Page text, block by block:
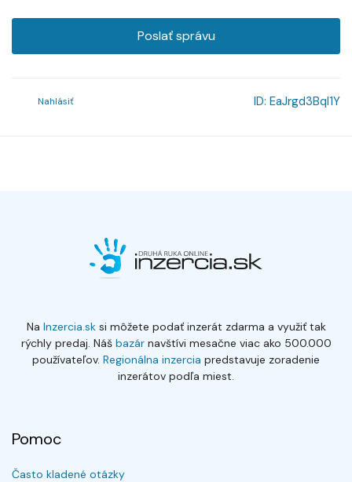
Poslať správu
Nahlásiť ID: EaJrgd3Bql1Y
Na Inzercia.sksi môžete podať inzerát zdarma a využiť tak
rýchly predaj. Náš bazárnavštívi mesačne viac ako 500.000
používateľov. Regionálna inzercia predstavuje zoradenie
inzerátov podľa miest.
Pomoc
Často kladené otázky